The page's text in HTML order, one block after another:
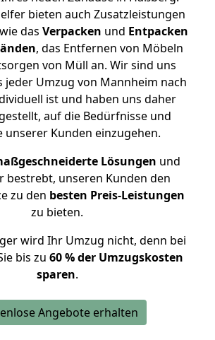
bieten auch Zusatzleistungen
das Verpacken und Entpacken
, das Entfernen von Möbeln
von Müll an. Wir sind uns
jeder Umzug von Mannheim nach
ist und haben uns daher
auf die Bedürfnisse und
unserer Kunden einzugehen.
Lösungen und
bestrebt, unseren Kunden den
zu den besten Preis-Leistungen
zu bieten.
wird Ihr Umzug nicht, denn bei
bis zu 60 % der Umzugskosten
sparen.
Angebote erhalten